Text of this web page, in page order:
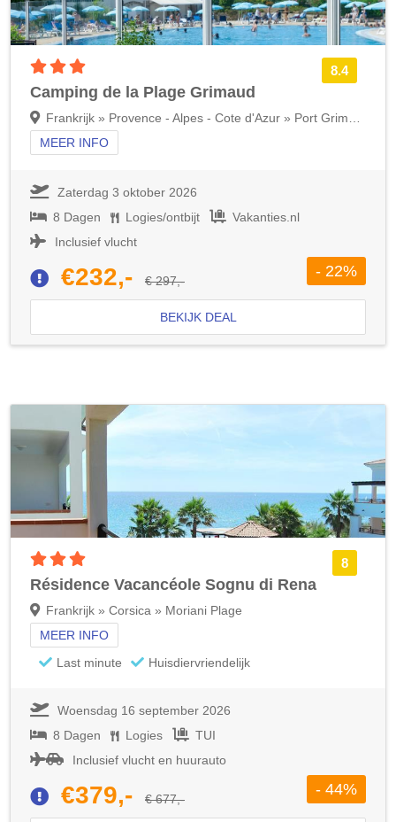
8.4
Camping de la Plage Grimaud
Frankrijk » Provence - Alpes - Cote d'Azur » Port Grimaud en Grimaud
MEER INFO
Zaterdag 3 oktober 2026
8 Dagen
Logies/ontbijt
Vakanties.nl
Inclusief vlucht
€232,- € 297,-
- 22%
BEKIJK DEAL
8
Résidence Vacancéole Sognu di Rena
Frankrijk » Corsica » Moriani Plage
MEER INFO
Last minute
Huisdiervriendelijk
Woensdag 16 september 2026
8 Dagen
Logies
TUI
Inclusief vlucht en huurauto
€379,- € 677,-
- 44%